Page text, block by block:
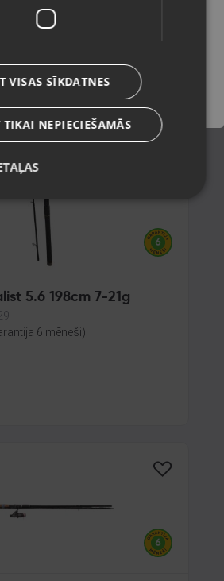
4-11
6 mēneši)
5.6 198cm 7-21g
6 mēneši)
Saglabāt
VISAS SĪKDATNES
NEPIECIEŠAMĀS